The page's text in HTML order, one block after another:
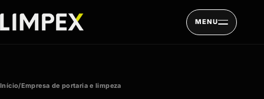
MENU
Início/Empresa de portaria e limpeza